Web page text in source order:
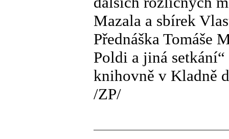
Mazala a sbírek
Přednáška Tomáše
Poldi a jiná setkání“
knihovně v Kladně
/ZP/